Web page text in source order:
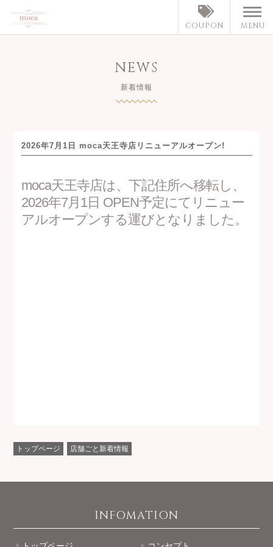
COUPON MENU
NEWS
新着情報
2026年7月1日 moca天王寺店リニューアルオープン!
moca天王寺店は、下記住所へ移転し、
2026年7月1日 OPEN予定にてリニュー
アルオープンする運びとなりました。
トップページ 店舗ごと新着情報
INFOMATION